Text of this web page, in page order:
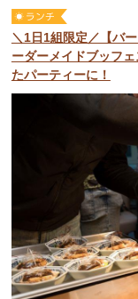
＼1日1組限定／【バ
ーダーメイドブッフ
たパーティーに！